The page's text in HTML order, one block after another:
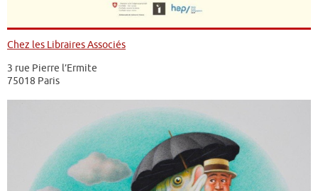
Chez les Libraires Associés
3 rue Pierre l’Ermite
75018 Paris